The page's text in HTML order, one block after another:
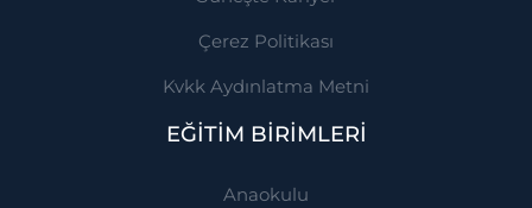
Çerez Politikası
Kvkk Aydınlatma Metni
EĞİTİM BİRİMLERİ
Anaokulu